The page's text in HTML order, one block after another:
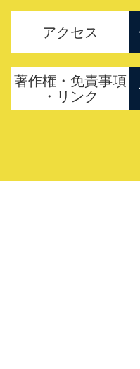
アクセス
著作権・免責事項
・リンク